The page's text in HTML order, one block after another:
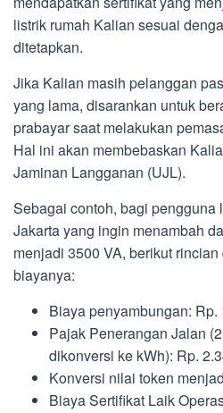
listrik rumah Kalian sesuai
ditetapkan.
Jika Kalian masih pelanggan
yang lama, disarankan untuk
prabayar saat melakukan
Hal ini akan membebaskan
Jaminan Langganan (UJL).
Sebagai contoh, bagi pengguna
Jakarta yang ingin menambah
menjadi 3500 VA, berikut
biayanya:
Biaya penyambungan: Rp.
Pajak Penerangan Jalan
dikonversi ke kWh): Rp.
Konversi nilai token
Biaya Sertifikat Laik